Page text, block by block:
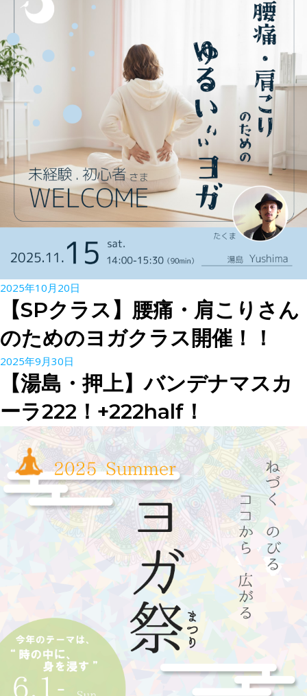
2025年10月20日
【SPクラス】腰痛・肩こりさん
のためのヨガクラス開催！！
2025年9月30日
【湯島・押上】バンデナマスカ
ーラ222！+222half！